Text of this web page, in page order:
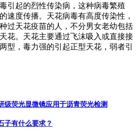
引起的烈性传染病，这种病毒繁殖
速度传播。天花病毒有高度传染性，
过天花疫苗的人，不分男女老幼包括
花。天花主要通过飞沫吸入或直接接
型，毒力强的引起正型天花，弱者引
级荧光显微镜应用于沥青荧光检测
子有什么要求？